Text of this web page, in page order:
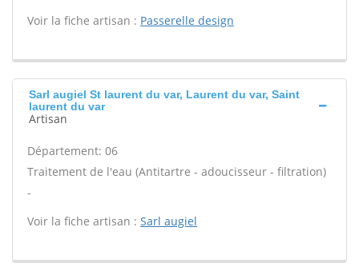
Voir la fiche artisan : Passerelle design
Sarl augiel St laurent du var, Laurent du var, Saint
laurent du var
Artisan
Département: 06
Traitement de l'eau (Antitartre - adoucisseur - filtration)
-
Voir la fiche artisan : Sarl augiel